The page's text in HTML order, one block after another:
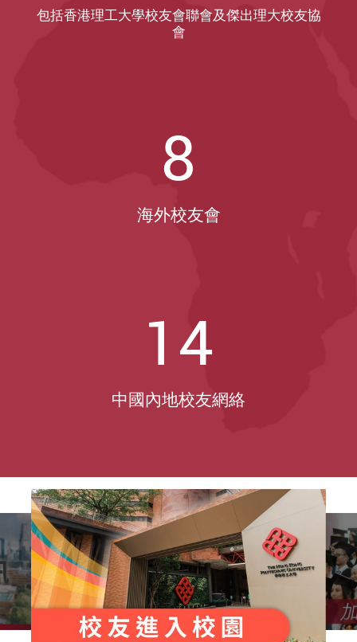
包括香港理工大學校友會聯會及傑出理大校友協
會
8
海外校友會
14
中國內地校友網絡